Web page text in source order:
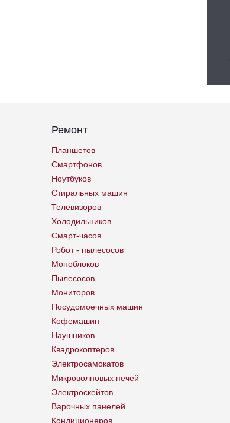
Ремонт
Планшетов
Смартфонов
Ноутбуков
Стиральных машин
Телевизоров
Холодильников
Смарт-часов
Робот - пылесосов
Моноблоков
Пылесосов
Мониторов
Посудомоечных машин
Кофемашин
Наушников
Квадрокоптеров
Электросамокатов
Микроволновых печей
Электроскейтов
Варочных панелей
Кондиционеров